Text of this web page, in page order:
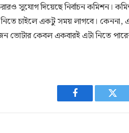
সুযোগ দিয়েছে নির্বাচন কমিশন।
চাইলে একটু সময় লাগবে। কেননা,
কেবল একবারই এটা নিতে পারেন।
Facebook